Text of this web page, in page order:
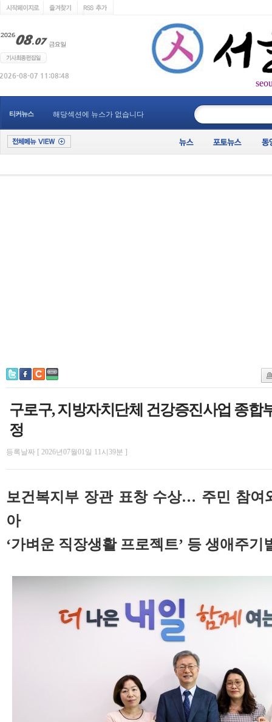
티커뉴스 해당섹션에 뉴스가 없습니다
구로구, 지방자치단체 건강증진사업 종합
정
등록날짜 [ 2026년07월01일 11시39분 ]
보건복지부 장관 표창 수상… 주민 참여
아
‘가벼운 직장생활 프로젝트’ 등 생애주